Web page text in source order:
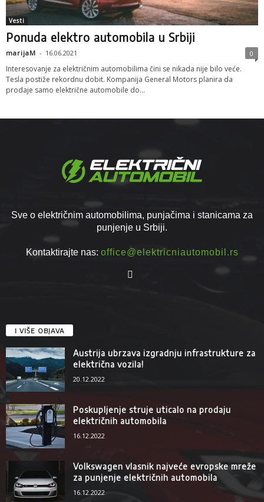
Vesti
Ponuda elektro automobila u Srbiji
marijaM - 16.06.2021 0
Interesovanje za električnim automobilima čini se nikada nije bilo veće.
Tesla postiže rekordnu dobit. Kompanija General Motors planira da
prodaje samo električne automobile do...
Sve o električnim automobilima, punjačima i stanicama za
punjenje u Srbiji.
Kontaktirajte nas: office@elektricniautomobil.rs
I VIŠE OBJAVA
Austrija ubrzava izgradnju infrastrukture za
električna vozila!
20.12.2022
Poskupljenje struje uticalo na prodaju
električnih automobila
16.12.2022
Volkswagen vlasnik najveće evropske mreže
za punjenje električnih automobila
16.12.2022